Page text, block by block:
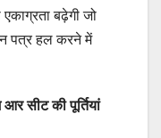
बढ़ेगी जो
पत्र हल करने में
सीट की पूर्तियां